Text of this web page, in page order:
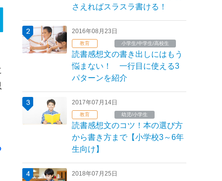
さえればスラスラ書ける！
2016年08月23日
教育 小学生/中学生/高校生
読書感想文の書き出しにはもう
悩まない！ 一行目に使える3
パターンを紹介
2017年07月14日
教育 幼児/小学生
読書感想文のコツ！本の選び方
から書き方まで【小学校3～6年
生向け】
2018年07月25日